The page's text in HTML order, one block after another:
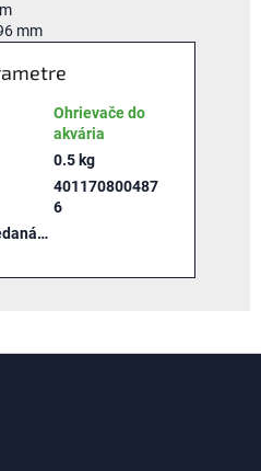
mm
Ohrievače do
akvária
0.5 kg
401170800487
6